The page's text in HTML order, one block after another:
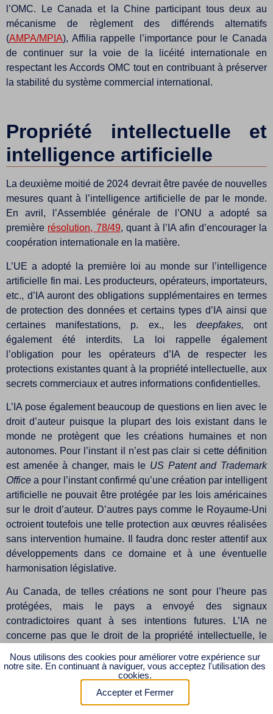
l’OMC. Le Canada et la Chine participant tous deux au
mécanisme de règlement des différends alternatifs
(AMPA/MPIA), Affilia rappelle l’importance pour le Canada
de continuer sur la voie de la licéité internationale en
respectant les Accords OMC tout en contribuant à préserver
la stabilité du système commercial international.
Propriété intellectuelle et
intelligence artificielle
La deuxième moitié de 2024 devrait être pavée de nouvelles
mesures quant à l’intelligence artificielle de par le monde.
En avril, l’Assemblée générale de l’ONU a adopté sa
première résolution, 78/49, quant à l’IA afin d’encourager la
coopération internationale en la matière.
L’UE a adopté la première loi au monde sur l’intelligence
artificielle fin mai. Les producteurs, opérateurs, importateurs,
etc., d’IA auront des obligations supplémentaires en termes
de protection des données et certains types d’IA ainsi que
certaines manifestations, p. ex., les deepfakes,ont
également été interdits. La loi rappelle également
l’obligation pour les opérateurs d’IA de respecter les
protections existantes quant à la propriété intellectuelle, aux
secrets commerciaux et autres informations confidentielles.
L’IA pose également beaucoup de questions en lien avec le
droit d’auteur puisque la plupart des lois existant dans le
monde ne protègent que les créations humaines et non
autonomes. Pour l’instant il n’est pas clair si cette définition
est amenée à changer, mais le US Patent and Trademark
Office a pour l’instant confirmé qu’une création par intelligent
artificielle ne pouvait être protégée par les lois américaines
sur le droit d’auteur. D’autres pays comme le Royaume-Uni
octroient toutefois une telle protection aux œuvres réalisées
sans intervention humaine. Il faudra donc rester attentif aux
développements dans ce domaine et à une éventuelle
harmonisation législative.
Au Canada, de telles créations ne sont pour l’heure pas
protégées, mais le pays a envoyé des signaux
contradictoires quant à ses intentions futures. L’IA ne
concerne pas que le droit de la propriété intellectuelle, le
de l’IA sur la concurrence au Canada afin d’adapter son
régime législatif à cette nouvelle réalité. Le gouvernement a
par ailleurs lancé de nouvelles consultations sur l’IA et invite
les entreprises et particuliers à se prononcer sur la stratégie
Accepter et Fermer
Nous utilisons des cookies pour améliorer votre expérience sur
notre site. En continuant à naviguer, vous acceptez l'utilisation des
cookies.